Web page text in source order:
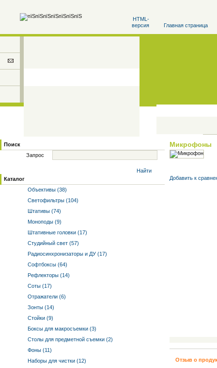
HTML-
версия
Главная страница
Поиск
Запрос
Найти
Каталог
Объективы (38)
Светофильтры (104)
Штативы (74)
Моноподы (9)
Штативные головки (17)
Студийный свет (57)
Радиосинхронизаторы и ДУ (17)
Софтбоксы (64)
Рефлекторы (14)
Соты (17)
Отражатели (6)
Зонты (14)
Стойки (9)
Боксы для макросъемки (3)
Столы для предметной съемки (2)
Фоны (11)
Наборы для чистки (12)
Микрофоны
Добавить к
Отзыв о